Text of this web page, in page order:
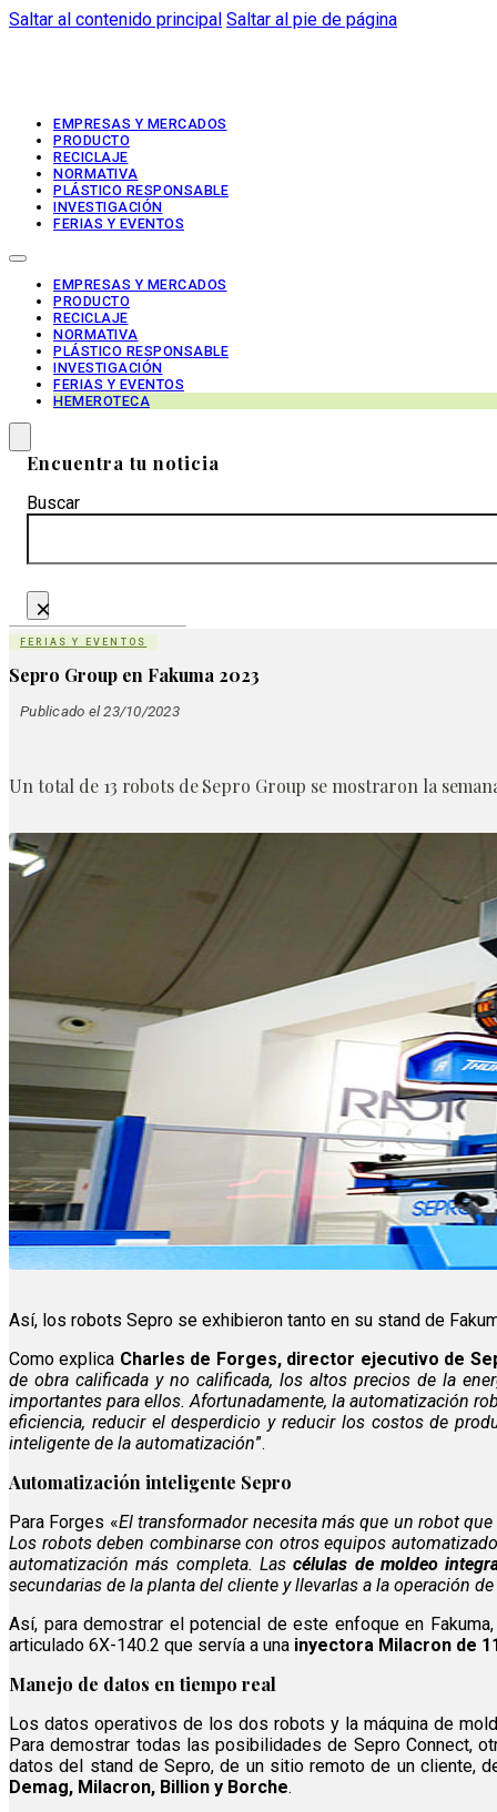
Saltar al contenido principal Saltar al pie de página
EMPRESAS Y MERCADOS
PRODUCTO
RECICLAJE
NORMATIVA
PLÁSTICO RESPONSABLE
INVESTIGACIÓN
FERIAS Y EVENTOS
EMPRESAS Y MERCADOS
PRODUCTO
RECICLAJE
NORMATIVA
PLÁSTICO RESPONSABLE
INVESTIGACIÓN
FERIAS Y EVENTOS
HEMEROTECA
Encuentra tu noticia
Buscar
×
FERIAS Y EVENTOS
Sepro Group en Fakuma 2023
Publicado el 23/10/2023
Un total de 13 robots de Sepro Group se mostraron la
Así, los robots Sepro se exhibieron tanto en su stand de
Como explica Charles de Forges, director ejecutivo de
de obra calificada y no calificada, los altos precios de la
importantes para ellos. Afortunadamente, la automatización
eficiencia, reducir el desperdicio y reducir los costos de
inteligente de la automatización”.
Automatización inteligente Sepro
Para Forges «El transformador necesita más que un robot
Los robots deben combinarse con otros equipos
automatización más completa. Las células de moldeo
secundarias de la planta del cliente y llevarlas a la operación
Así, para demostrar el potencial de este enfoque en
articulado 6X-140.2 que servía a una inyectora Milacron de
Manejo de datos en tiempo real
Los datos operativos de los dos robots y la máquina de
Para demostrar todas las posibilidades de Sepro Connect,
datos del stand de Sepro, de un sitio remoto de un cliente,
Demag, Milacron, Billion y Borche.